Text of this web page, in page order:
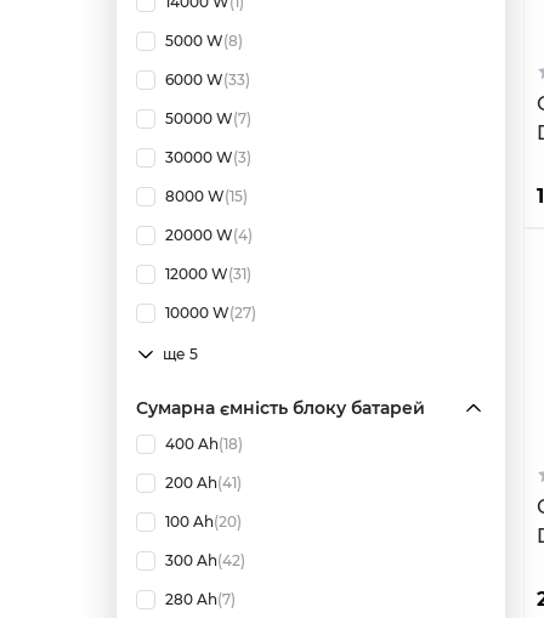
5000 W(8)
6000 W(33)
50000 W(7)
30000 W(3)
8000 W(15)
20000 W(4)
12000 W(31)
10000 W(27)
ще 5
Сумарна ємність блоку батарей
400 Ah(18)
200 Ah(41)
100 Ah(20)
300 Ah(42)
280 Ah(7)